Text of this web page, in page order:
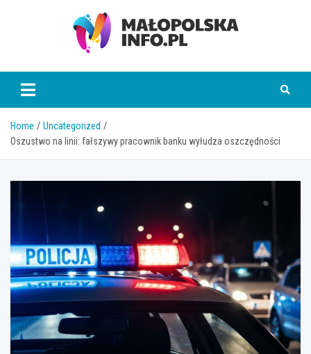
Małopolska Info
Home
Uncategorized
Oszustwo na linii: fałszywy pracownik banku wyłudza oszczędności